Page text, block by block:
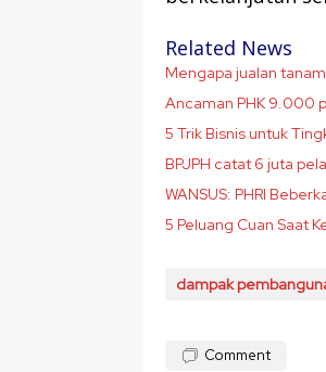
Related News
Mengapa jualan
Ancaman PHK 9.000
5 Trik Bisnis untuk
BPJPH catat 6 juta
WANSUS: PHRI
5 Peluang Cuan Saat
dampak
Comment